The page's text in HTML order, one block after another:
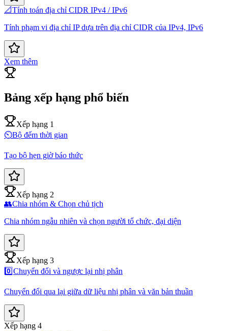
📐Tính toán địa chỉ CIDR IPv4 / IPv6
Tính phạm vi địa chỉ IP dựa trên địa chỉ CIDR của IPv4, IPv6
Xem thêm
Bảng xếp hạng phổ biến
Xếp hạng 1
⏲️Bộ đếm thời gian
Tạo bộ hẹn giờ báo thức
Xếp hạng 2
👥Chia nhóm & Chọn chủ tịch
Chia nhóm ngẫu nhiên và chọn người tổ chức, đại diện
Xếp hạng 3
0️⃣Chuyển đổi và ngược lại nhị phân
Chuyển đổi qua lại giữa dữ liệu nhị phân và văn bản thuần
Xếp hạng 4